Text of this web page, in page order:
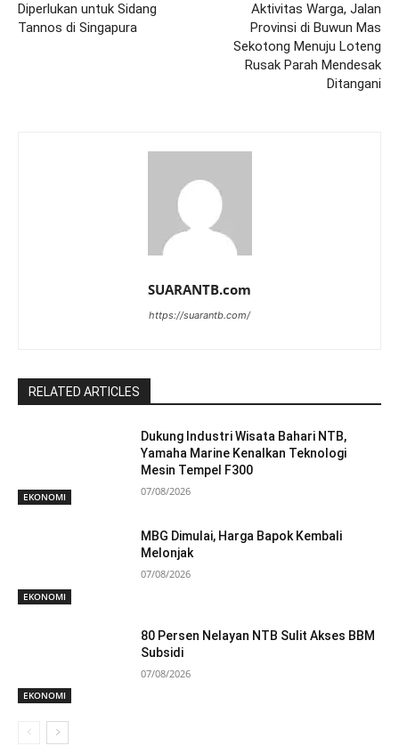
Diperlukan untuk Sidang
Tannos di Singapura
Aktivitas Warga, Jalan
Provinsi di Buwun Mas
Sekotong Menuju Loteng
Rusak Parah Mendesak
Ditangani
SUARANTB.com
https://suarantb.com/
RELATED ARTICLES
EKONOMI
Dukung Industri Wisata Bahari NTB,
Yamaha Marine Kenalkan Teknologi
Mesin Tempel F300
07/08/2026
EKONOMI
MBG Dimulai, Harga Bapok Kembali
Melonjak
07/08/2026
EKONOMI
80 Persen Nelayan NTB Sulit Akses BBM
Subsidi
07/08/2026